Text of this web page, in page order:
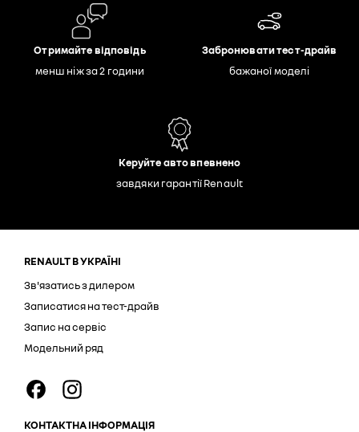
Отримайте відповідь
менш ніж за 2 години
Забронювати тест-драйв
бажаної моделі
Керуйте авто впевнено
завдяки гарантії Renault
RENAULT В УКРАЇНІ
Зв'язатись з дилером
Записатися на тест-драйв
Запис на сервіс
Модельний ряд
КОНТАКТНА ІНФОРМАЦІЯ